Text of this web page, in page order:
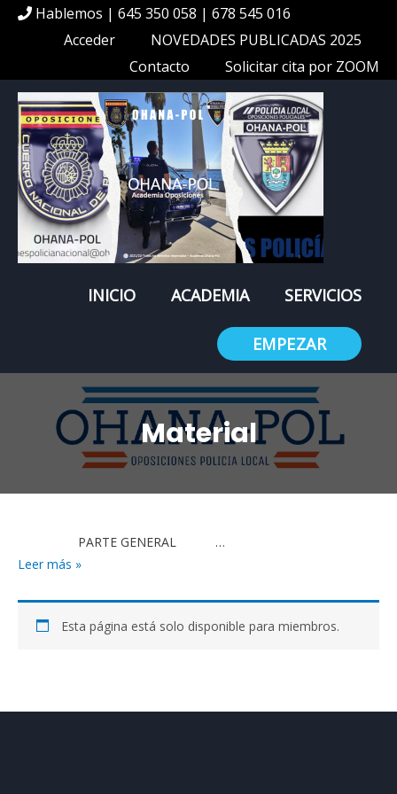
Hablemos | 645 350 058 | 678 545 016
Acceder
NOVEDADES PUBLICADAS 2025
Contacto
Solicitar cita por ZOOM
INICIO ACADEMIA SERVICIOS
EMPEZAR
Material
PARTE GENERAL …
Leer más »
Esta página está solo disponible para miembros.